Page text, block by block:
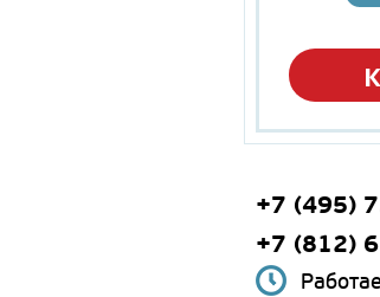
+7 (495)
+7 (812)